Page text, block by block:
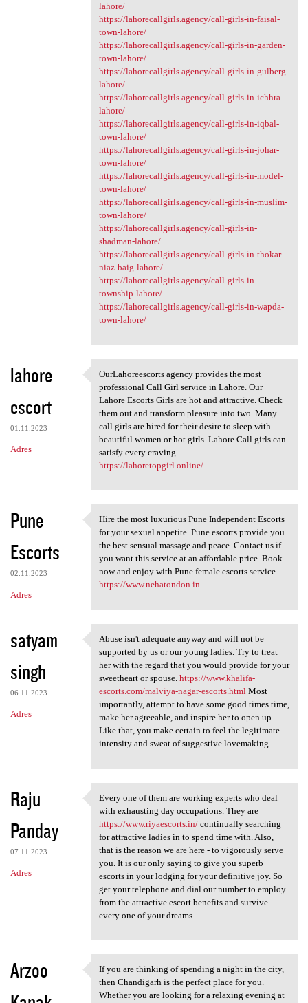
lahore/
https://lahorecallgirls.agency/call-girls-in-faisal-
town-lahore/
https://lahorecallgirls.agency/call-girls-in-garden-
town-lahore/
https://lahorecallgirls.agency/call-girls-in-gulberg-
lahore/
https://lahorecallgirls.agency/call-girls-in-ichhra-
lahore/
https://lahorecallgirls.agency/call-girls-in-iqbal-
town-lahore/
https://lahorecallgirls.agency/call-girls-in-johar-
town-lahore/
https://lahorecallgirls.agency/call-girls-in-model-
town-lahore/
https://lahorecallgirls.agency/call-girls-in-muslim-
town-lahore/
https://lahorecallgirls.agency/call-girls-in-
shadman-lahore/
https://lahorecallgirls.agency/call-girls-in-thokar-
niaz-baig-lahore/
https://lahorecallgirls.agency/call-girls-in-
township-lahore/
https://lahorecallgirls.agency/call-girls-in-wapda-
town-lahore/
lahore
escort
01.11.2023
Adres
OurLahoreescorts agency
OurLahoreescorts agency provides the most
professional Call Girl service in Lahore. Our
Lahore Escorts Girls are hot and attractive. Check
them out and transform pleasure into two. Many
call girls are hired for their desire to sleep with
beautiful women or hot girls. Lahore Call girls can
satisfy every craving.
https://lahoretopgirl.online/
Pune
Escorts
02.11.2023
Adres
Hire the most luxurious Pune
Hire the most luxurious Pune Independent Escorts
for your sexual appetite. Pune escorts provide you
the best sensual massage and peace. Contact us if
you want this service at an affordable price. Book
now and enjoy with Pune female escorts service.
https://www.nehatondon.in
satyam
singh
06.11.2023
Adres
Abuse isn't adequate anyway
Abuse isn't adequate anyway and will not be
supported by us or our young ladies. Try to treat
her with the regard that you would provide for your
sweetheart or spouse. https://www.khalifa-
escorts.com/malviya-nagar-escorts.htmlMost
importantly, attempt to have some good times time,
make her agreeable, and inspire her to open up.
Like that, you make certain to feel the legitimate
intensity and sweat of suggestive lovemaking.
Raju
Panday
07.11.2023
Adres
Every one of them are working
Every one of them are working experts who deal
with exhausting day occupations. They are
https://www.riyaescorts.in/continually searching
for attractive ladies in to spend time with. Also,
that is the reason we are here - to vigorously serve
you. It is our only saying to give you superb
escorts in your lodging for your definitive joy. So
get your telephone and dial our number to employ
from the attractive escort benefits and survive
every one of your dreams.
Arzoo
If you are thinking of
If you are thinking of spending a night in the city,
then Chandigarh is the perfect place for you.
Whether you are looking for a relaxing evening at